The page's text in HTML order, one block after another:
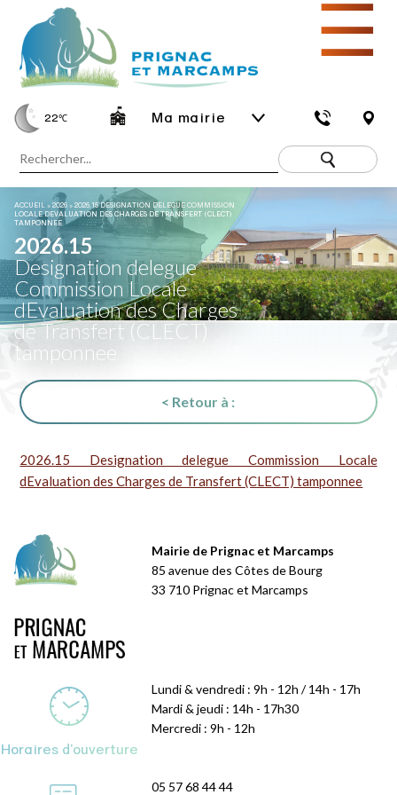
22℃ Ma mairie
☰
ACCUEIL »2026 »2026.15 DESIGNATION DELEGUE COMMISSION
LOCALE DEVALUATION DES CHARGES DE TRANSFERT (CLECT)
TAMPONNEE
2026.15
Designation delegue
Commission Locale
dEvaluation des Charges
de Transfert (CLECT)
tamponnee
< Retour à :
2026.15 Designation delegue Commission Locale
dEvaluation des Charges de Transfert (CLECT) tamponnee
Mairie de Prignac et Marcamps
85 avenue des Côtes de Bourg
33 710 Prignac et Marcamps
Horaires d'ouverture
Lundi & vendredi : 9h - 12h / 14h - 17h
Mardi & jeudi : 14h - 17h30
Mercredi : 9h - 12h
05 57 68 44 44